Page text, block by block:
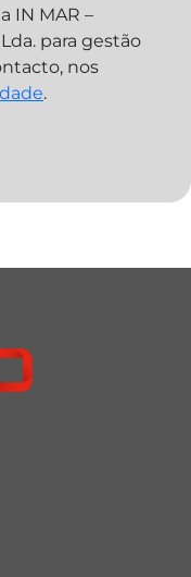
IN MAR –
para gestão
nos
.